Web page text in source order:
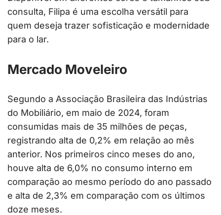
consulta, Filipa é uma escolha versátil para
quem deseja trazer sofisticação e modernidade
para o lar.
Mercado Moveleiro
Segundo a Associação Brasileira das Indústrias
do Mobiliário, em maio de 2024, foram
consumidas mais de 35 milhões de peças,
registrando alta de 0,2% em relação ao mês
anterior. Nos primeiros cinco meses do ano,
houve alta de 6,0% no consumo interno em
comparação ao mesmo período do ano passado
e alta de 2,3% em comparação com os últimos
doze meses.